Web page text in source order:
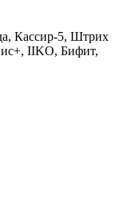
Кассир-5, Штрих
IIKO, Бифит,